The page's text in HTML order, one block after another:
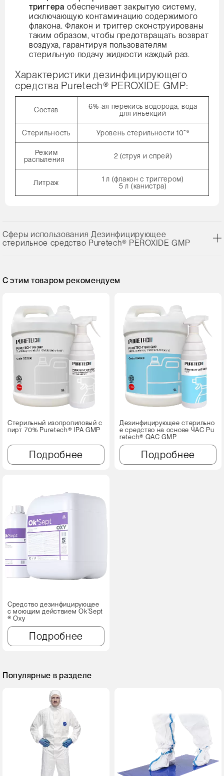
триггера обеспечивает закрытую систему,
исключающую контаминацию содержимого
флакона. Флакон и триггер сконструированы
таким образом, чтобы предотвращать возврат
воздуха, гарантируя пользователям
стерильную подачу жидкости каждый раз.
Характеристики дезинфицирующего
средства Puretech® PEROXIDE GMP:
Состав
6%-ая перекись водорода, вода
для инъекций
Стерильность Уровень стерильности 10¯⁶
Режим
распыления
2 (струя и спрей)
Литраж
1 л (флакон с триггером)
5 л (канистра)
Сферы использования Дезинфицирующее
стерильное средство Puretech® PEROXIDE GMP
С этим товаром рекомендуем
Стерильный изопропиловый с
пирт 70% Puretech® IPA GMP
Подробнее
Дезинфицирующее стерильно
е средство на основе ЧАС Pu
retech® QAC GMP
Подробнее
Средство дезинфицирующее
с моющим действием Ok’Sept
® Oxy
Подробнее
Популярные в разделе